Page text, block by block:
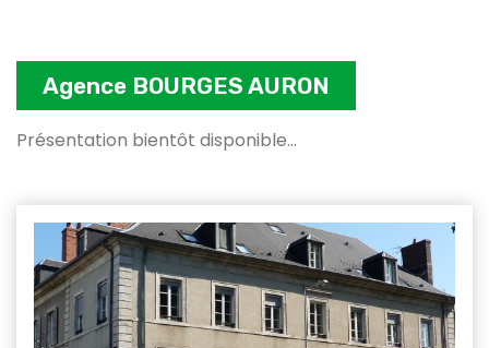
Agence BOURGES AURON
Présentation bientôt disponible...